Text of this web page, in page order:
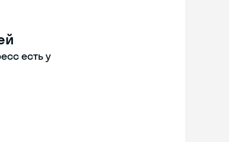
есть у